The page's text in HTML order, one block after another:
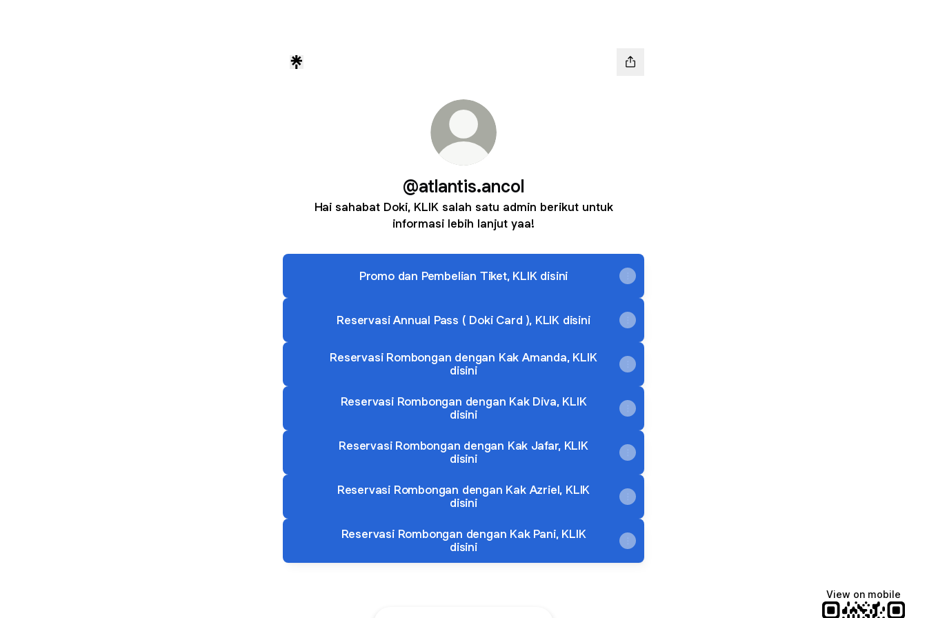
@atlantis.ancol
Hai sahabat Doki, KLIK salah satu admin berikut untuk
informasi lebih lanjut yaa!
Promo dan Pembelian Tiket, KLIK disini
Reservasi Annual Pass ( Doki Card ), KLIK disini
Reservasi Rombongan dengan Kak Amanda, KLIK
disini
Reservasi Rombongan dengan Kak Diva, KLIK
disini
Reservasi Rombongan dengan Kak Jafar, KLIK
disini
Reservasi Rombongan dengan Kak Azriel, KLIK
disini
Reservasi Rombongan dengan Kak Pani, KLIK
disini
View on mobile